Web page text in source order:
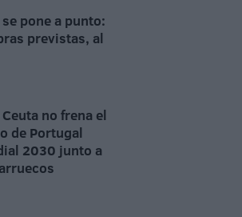
pone a punto:
previstas, al
no frena el
de Portugal
2030 junto a